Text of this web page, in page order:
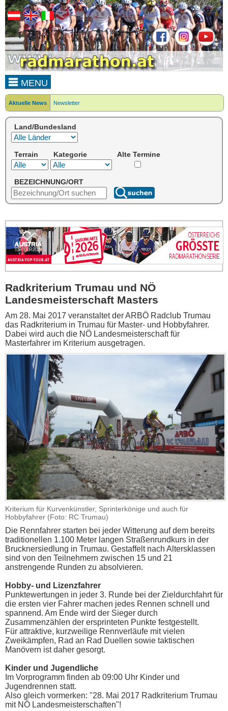
MENU
Aktuelle News Newsletter
Land/Bundesland
Terrain Kategorie Alte Termine
BEZEICHNUNG/ORT
Radkriterium Trumau und NÖ
Landesmeisterschaft Masters
Am 28. Mai 2017 veranstaltet der ARBÖ Radclub Trumau
das Radkriterium in Trumau für Master- und Hobbyfahrer.
Dabei wird auch die NÖ Landesmeisterschaft für
Masterfahrer im Kriterium ausgetragen.
Kriterium für Kurvenkünstler, Sprinterkönige und auch für
Hobbyfahrer (Foto: RC Trumau)
Die Rennfahrer starten bei jeder Witterung auf dem bereits
traditionellen 1.100 Meter langen Straßenrundkurs in der
Brucknersiedlung in Trumau. Gestaffelt nach Altersklassen
sind von den Teilnehmern zwischen 15 und 21
anstrengende Runden zu absolvieren.
Hobby- und Lizenzfahrer
Punktewertungen in jeder 3. Runde bei der Zieldurchfahrt für
die ersten vier Fahrer machen jedes Rennen schnell und
spannend. Am Ende wird der Sieger durch
Zusammenzählen der ersprinteten Punkte festgestellt.
Für attraktive, kurzweilige Rennverläufe mit vielen
Zweikämpfen, Rad an Rad Duellen sowie taktischen
Manövern ist daher gesorgt.
Kinder und Jugendliche
Im Vorprogramm finden ab 09:00 Uhr Kinder und
Jugendrennen statt.
Also gleich vormerken: "28. Mai 2017 Radkriterium Trumau
mit NÖ Landesmeisterschaften"!